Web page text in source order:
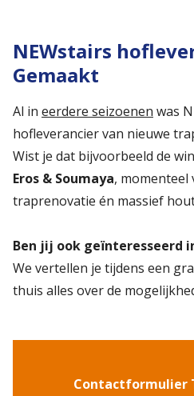
NEWstairs
Gemaakt
Al in eerdere seizoenen was
hofleverancier van nieuwe
Wist je dat bijvoorbeeld de
Eros & Soumaya, momenteel
traprenovatie én massief
Ben jij ook geïnteresseerd
We vertellen je tijdens een
thuis alles over de
Contactformulier